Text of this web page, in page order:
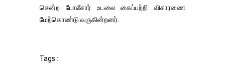
சென்ற போலீசார் உடலை கைப்பற்றி விசாரணை
மேற்கொண்டு வருகின்றனர்.
Tags :